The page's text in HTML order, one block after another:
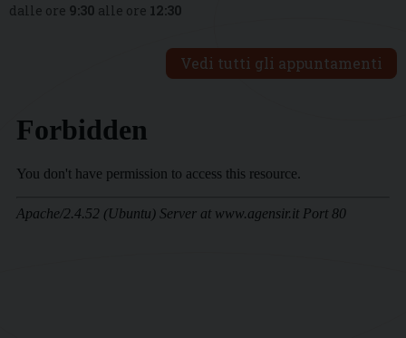
dalle ore 9:30 alle ore 12:30
Vedi tutti gli appuntamenti